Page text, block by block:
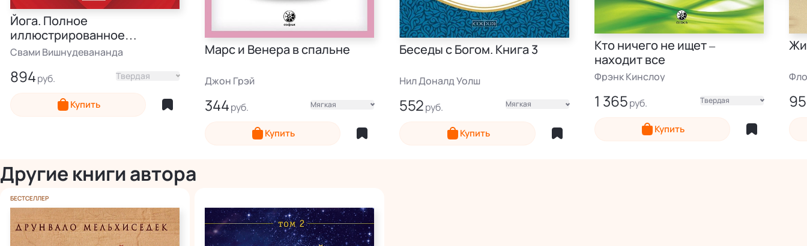
Йога. Полное
иллюстрированное
руководство
Свами Вишнудевананда
894 Твердая
Купить
Марс и Венера в спальне
Джон Грэй
344 Мягкая
Электронная
Купить
Беседы с Богом. Книга 3
Нил Доналд Уолш
552 Мягкая
Электронная
Купить
Кто ничего не ищет –
находит все
Фрэнк Кинслоу
1 365 Твердая
Электронная
Купить
Другие книги автора
БЕСТСЕЛЛЕР